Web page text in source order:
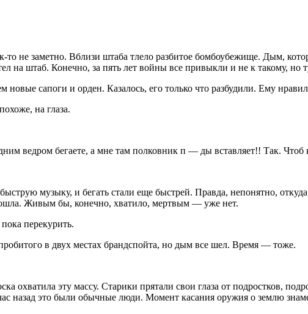
то не заметно. Вблизи штаба тлело разбитое бомбоубежище. Дым,
на штаб. Конечно, за пять лет войны все привыкли и не к такому, но
сапоги и орден. Казалось, его только что разбудили. Ему
на глаза.
ведром бегаете, а мне там полковник п — ды вставляет!! Так. Чтоб
музыку, и бегать стали еще быстрей. Правда, непонятно,
Живым бы, конечно, хватило, мертвым — уже нет.
перекурить.
в двух местах брандспойта, но дым все шел. Время — тоже.
охватила эту массу. Старики прятали свои глаза от подростков,
назад это были обычные люди. Момент касания оружия о землю